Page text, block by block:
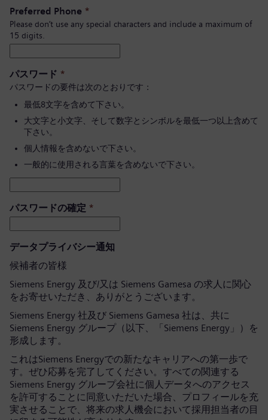
Preferred Phone *
Please don’t use any special characters and include a maximum of
15 digits.
パスワード *
パスワードの要件は次のとおりです：
最低8文字を含めて下さい。
大文字と小文字、そして数字とシンボルを最低一つ以上含めて
下さい。
個人情報を含めないで下さい。
一般的に使用される言葉を含めないで下さい。
パスワードの確定 *
データプライバシー通知
候補者の皆様
Siemens Energy 及び/又は Siemens Gamesa の求人に関心
をお寄せいただき、ありがとうございます。
Siemens Energy 社及び Siemens Gamesa 社は、共に
Siemens Energy グループ（以下、「Siemens Energy」）を
形成します。
これはSiemens Energyでの新たなキャリアへの第一歩で
す。ぜひ応募を完了してください。すべての関連する
Siemens Energy グループ会社に個人データへのアクセス
を許可することに同意いただいた場合、プロフィールを充
実させることで、将来の求人機会において採用担当者の目